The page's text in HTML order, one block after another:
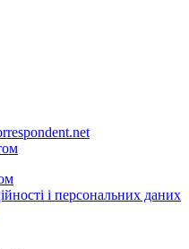
і персональних даних